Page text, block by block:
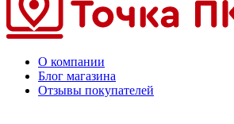
О компании
Блог магазина
Отзывы покупателей